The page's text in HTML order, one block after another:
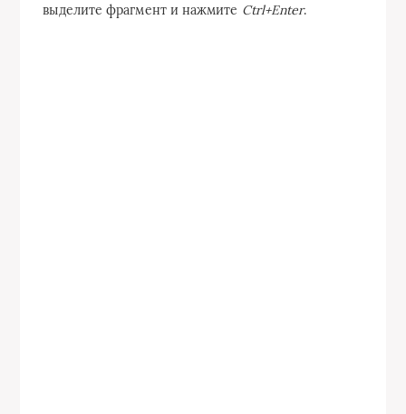
выделите фрагмент и нажмите Ctrl+Enter.